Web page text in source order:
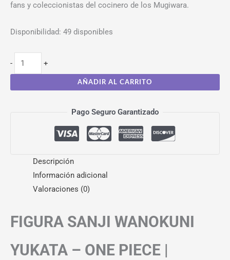
fans y coleccionistas del cocinero de los Mugiwara.
Disponibilidad: 49 disponibles
- +
AÑADIR AL CARRITO
Pago Seguro Garantizado
Descripción
Información adicional
Valoraciones (0)
FIGURA SANJI WANOKUNI
YUKATA – ONE PIECE |